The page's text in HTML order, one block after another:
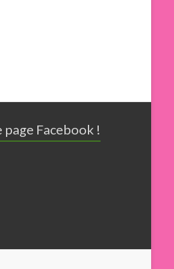
Facebook !